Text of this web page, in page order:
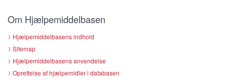
Om Hjælpemiddelbasen
Hjælpemiddelbasens indhold
Sitemap
Hjælpemiddelbasens anvendelse
Oprettelse af hjælpemidler i databasen